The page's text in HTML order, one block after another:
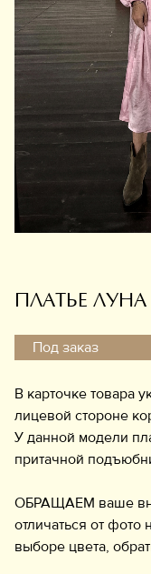
Одежда
Обувь
Аксессуары
Украшения
Информация
ПЛАТЬЕ ЛУНА
Под заказ
В карточке товара
лицевой стороне
У данной модели
притачной
ОБРАЩАЕМ ваше
отличаться от фото
выборе цвета,